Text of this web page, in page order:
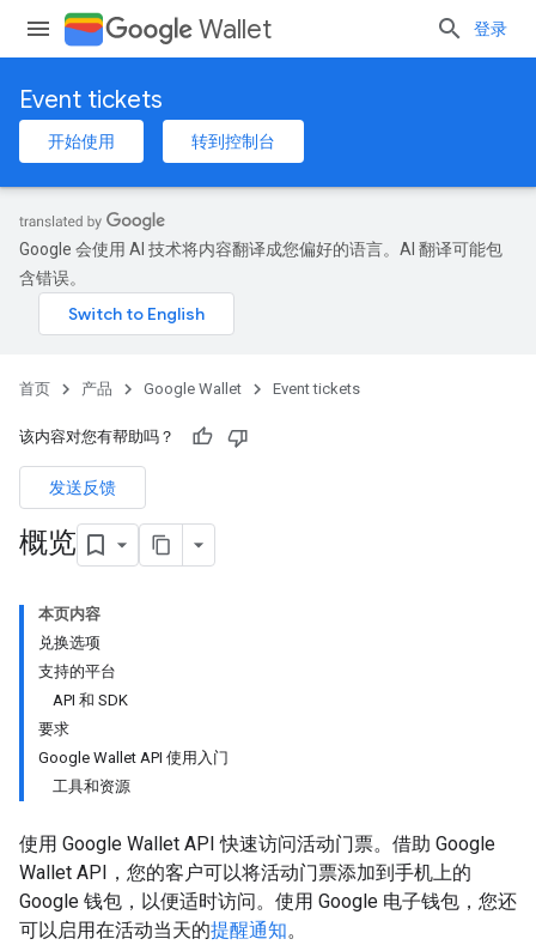
Wallet 登录
Event tickets
开始使用 转到控制台
Google 会使用 AI 技术将内容翻译成您偏好的语言。AI 翻译可能包
含错误。
首页 产品 Google Wallet Event tickets
该内容对您有帮助吗？
发送反馈
概览
本页内容
兑换选项
支持的平台
API 和 SDK
要求
Google Wallet API 使用入门
工具和资源
使用 Google Wallet API 快速访问活动门票。借助 Google
Wallet API，您的客户可以将活动门票添加到手机上的
Google 钱包，以便适时访问。使用 Google 电子钱包，您还
可以启用在活动当天的提醒通知。